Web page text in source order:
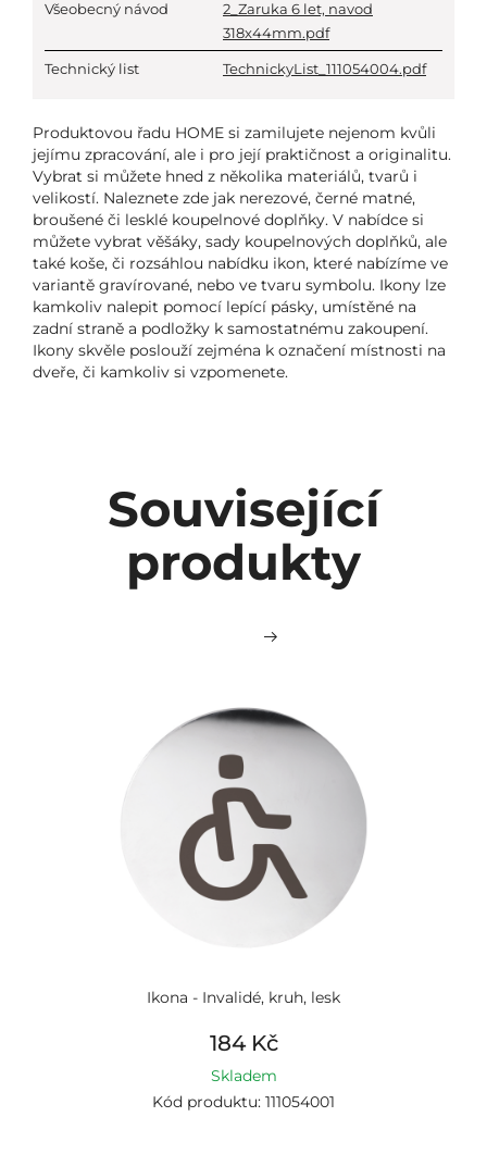
Všeobecný návod
2_Zaruka 6 let, navod
318x44mm.pdf
Technický list TechnickyList_111054004.pdf
Produktovou řadu HOME si zamilujete nejenom kvůli
jejímu zpracování, ale i pro její praktičnost a originalitu.
Vybrat si můžete hned z několika materiálů, tvarů i
velikostí. Naleznete zde jak nerezové, černé matné,
broušené či lesklé koupelnové doplňky. V nabídce si
můžete vybrat věšáky, sady koupelnových doplňků, ale
také koše, či rozsáhlou nabídku ikon, které nabízíme ve
variantě gravírované, nebo ve tvaru symbolu. Ikony lze
kamkoliv nalepit pomocí lepící pásky, umístěné na
zadní straně a podložky k samostatnému zakoupení.
Ikony skvěle poslouží zejména k označení místnosti na
dveře, či kamkoliv si vzpomenete.
Související
produkty
Ikona - Invalidé, kruh, lesk
184 Kč
Skladem
Kód produktu: 111054001